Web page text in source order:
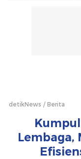
detikNews Berita
Lembaga,